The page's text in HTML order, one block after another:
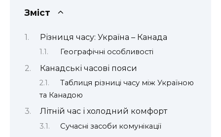
Зміст
Різниця часу: Україна – Канада
Географічні особливості
Канадські часові пояси
Таблиця різниці часу між Україною
та Канадою
Літній час і холодний комфорт
Сучасні засоби комунікації